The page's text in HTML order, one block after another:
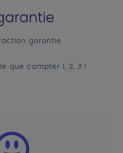
garantie.
que compter 1, 2, 3 !